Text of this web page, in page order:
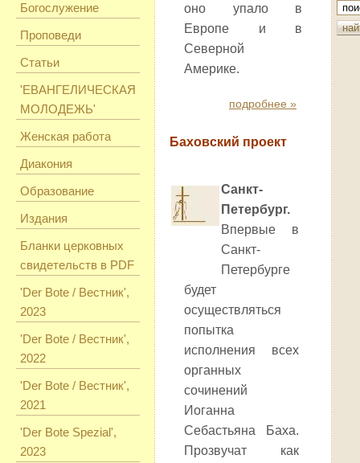
Богослужение
Проповеди
Статьи
'ЕВАНГЕЛИЧЕСКАЯ
МОЛОДЕЖЬ'
Женская работа
Диакония
Образование
Издания
Бланки церковных
свидетельств в PDF
'Der Bote / Вестник',
2023
'Der Bote / Вестник',
2022
'Der Bote / Вестник',
2021
'Der Bote Spezial',
2023
оно упало в
Европе и в
Северной
Америке.
подробнее »
Баховский проект
Санкт-
Петербург.
Впервые в
Санкт-
Петербурге
будет
осуществляться
попытка
исполнения всех
органных
сочинений
Иоганна
Себастьяна Баха.
Прозвучат как